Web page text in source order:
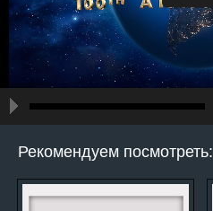
Рекомендуем посмотреть: